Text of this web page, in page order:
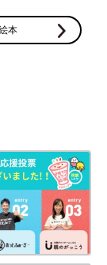
」と。
んはこういうお
ぶりに出産
です、こんにち
本